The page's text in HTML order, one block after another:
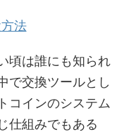
法
頃は誰にも知られ
で交換ツールとし
コインのシステム
仕組みでもある